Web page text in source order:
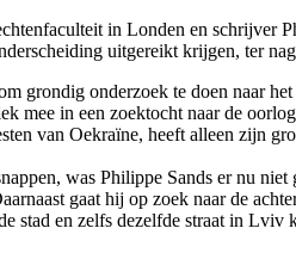
in Londen en schrijver
uitgereikt krijgen, ter
grondig onderzoek te doen naar
mee in een zoektocht naar de
van Oekraïne, heeft alleen zijn
was Philippe Sands er nu niet
gaat hij op zoek naar de
stad en zelfs dezelfde straat in